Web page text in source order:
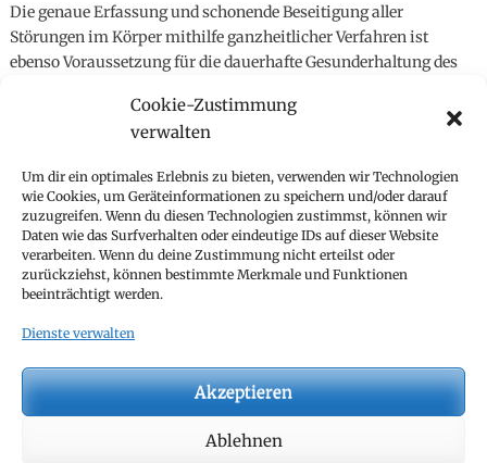
Cookie-Zustimmung
verwalten
Um dir ein optimales Erlebnis zu bieten, verwenden wir Technologien
wie Cookies, um Geräteinformationen zu speichern und/oder darauf
zuzugreifen. Wenn du diesen Technologien zustimmst, können wir
Daten wie das Surfverhalten oder eindeutige IDs auf dieser Website
verarbeiten. Wenn du deine Zustimmung nicht erteilst oder
zurückziehst, können bestimmte Merkmale und Funktionen
beeinträchtigt werden.
Dienste verwalten
Akzeptieren
Ablehnen
Die genaue Erfassung und schonende Beseitigung aller
Störungen im Körper mithilfe ganzheitlicher Verfahren ist
ebenso Voraussetzung für die dauerhafte Gesunderhaltung des
körperverträglicher Materialien.
ganzheitlichen Erkenntnissen entwickeln wir für jeden
Patienten ein individuelles Behandlungskonzept, das zur
Stärkung der eigenen Abwehrkräfte und zur Wiederherstellung
aller Stoffwechselfunktionen beiträgt.
Impressum